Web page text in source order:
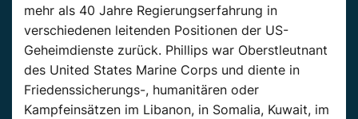
mehr als 40 Jahre Regierungserfahrung in
verschiedenen leitenden Positionen der US-
Geheimdienste zurück. Phillips war Oberstleutnant
des United States Marine Corps und diente in
Friedenssicherungs-, humanitären oder
Kampfeinsätzen im Libanon, in Somalia, Kuwait, im